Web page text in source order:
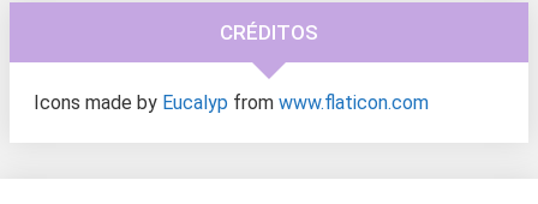
CRÉDITOS
Icons made by Eucalyp from www.flaticon.com